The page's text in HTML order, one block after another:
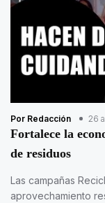
Por Redacción 26
Fortalece la
de residuos
Las campañas
aprovechamiento